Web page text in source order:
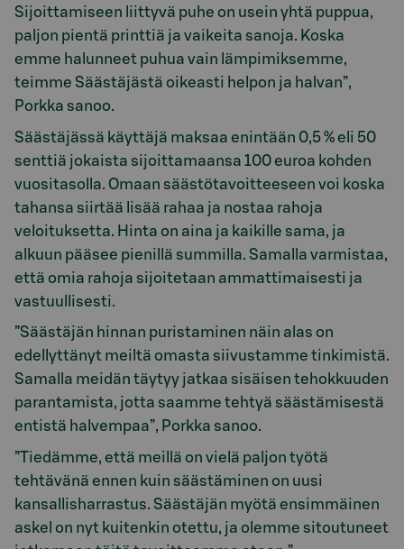
Sijoittamiseen liittyvä puhe on usein yhtä puppua,
paljon pientä printtiä ja vaikeita sanoja. Koska
emme halunneet puhua vain lämpimiksemme,
teimme Säästäjästä oikeasti helpon ja halvan”,
Porkka sanoo.
Säästäjässä käyttäjä maksaa enintään 0,5 % eli 50
senttiä jokaista sijoittamaansa 100 euroa kohden
vuositasolla. Omaan säästötavoitteeseen voi koska
tahansa siirtää lisää rahaa ja nostaa rahoja
veloituksetta. Hinta on aina ja kaikille sama, ja
alkuun pääsee pienillä summilla. Samalla varmistaa,
että omia rahoja sijoitetaan ammattimaisesti ja
vastuullisesti.
”Säästäjän hinnan puristaminen näin alas on
edellyttänyt meiltä omasta siivustamme tinkimistä.
Samalla meidän täytyy jatkaa sisäisen tehokkuuden
parantamista, jotta saamme tehtyä säästämisestä
entistä halvempaa”, Porkka sanoo.
”Tiedämme, että meillä on vielä paljon työtä
tehtävänä ennen kuin säästäminen on uusi
kansallisharrastus. Säästäjän myötä ensimmäinen
askel on nyt kuitenkin otettu, ja olemme sitoutuneet